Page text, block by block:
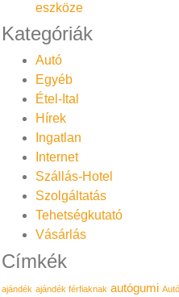
eszköze
Kategóriák
Autó
Egyéb
Étel-Ital
Hírek
Ingatlan
Internet
Szállás-Hotel
Szolgáltatás
Tehetségkutató
Vásárlás
Címkék
ajándék ajándék férfiaknak autógumi